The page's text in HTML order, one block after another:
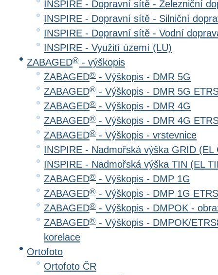
INSPIRE - Dopravní sítě - Železniční
INSPIRE - Dopravní sítě - Silniční
INSPIRE - Dopravní sítě - Vodní
INSPIRE - Využití území (LU)
ZABAGED® - výškopis
ZABAGED® - Výškopis - DMR 5G
ZABAGED® - Výškopis - DMR 5G
ZABAGED® - Výškopis - DMR 4G
ZABAGED® - Výškopis - DMR 4G
ZABAGED® - Výškopis - vrstevnice
INSPIRE - Nadmořská výška GRID (EL
INSPIRE - Nadmořská výška TIN (EL
ZABAGED® - Výškopis - DMP 1G
ZABAGED® - Výškopis - DMP 1G
ZABAGED® - Výškopis - DMPOK -
ZABAGED® - Výškopis - DMPOK/
korelace
Ortofoto
Ortofoto ČR